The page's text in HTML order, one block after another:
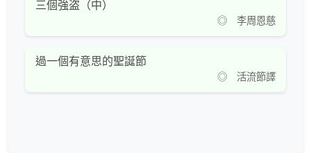
三個強盗（中）
◎ 李周恩慈
過一個有意思的聖誕節
◎ 活流節譯